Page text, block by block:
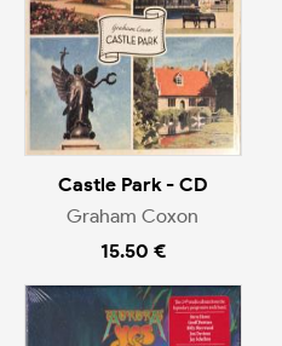
Castle Park - CD
Graham Coxon
15.50 €